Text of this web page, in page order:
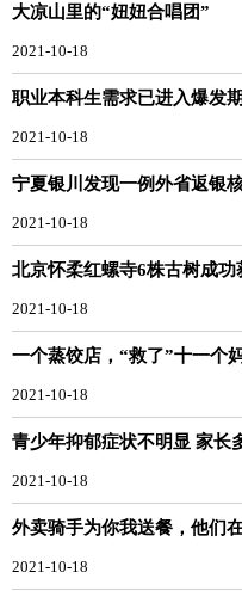
大凉山里的“妞妞合唱团”
2021-10-18
职业本科生需求已进入爆发
2021-10-18
宁夏银川发现一例外省返银
2021-10-18
北京怀柔红螺寺6株古树成功
2021-10-18
一个蒸饺店，“救了”十一个
2021-10-18
青少年抑郁症状不明显 家长
2021-10-18
外卖骑手为你我送餐，他们
2021-10-18